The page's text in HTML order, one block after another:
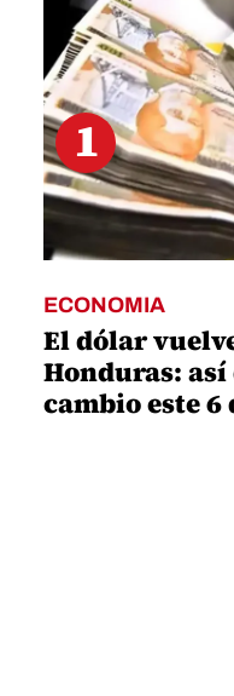
1
ECONOMIA
El dólar
Honduras:
cambio este 6